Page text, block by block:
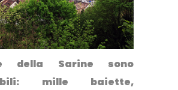
della Sarine sono
mille baiette,